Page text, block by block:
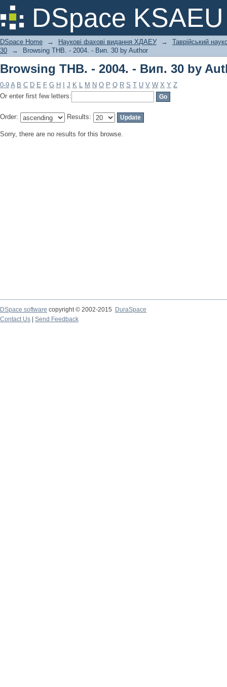
DSpace KSAEU
Browsing ТНВ. - 2004. - Вип. 30 by
DSpace Home → Наукові фахові видання ХДАЕУ →
Таврійський
30
→ Browsing ТНВ. - 2004. - Вип. 30 by Author
Browsing ТНВ. - 2004. - Вип. 30 by
0-9 A B C D E F G H J K L M N O P Q R S T U V W X Y Z
Or enter first few letters:
Order: Results:
Sorry, there are no results for this browse.
DSpace software copyright © 2002-2015
DuraSpace
Contact Us
Send Feedback